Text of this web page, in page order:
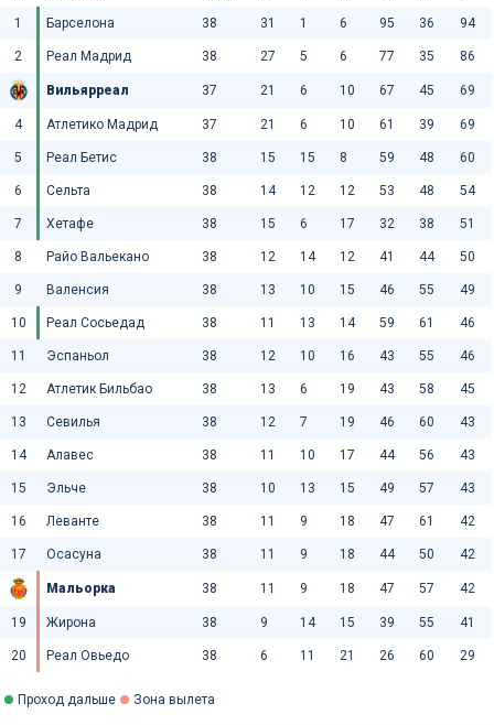
1 Барселона 38 31 1 6 95 36 94
2 Реал Мадрид 38 27 5 6 77 35 86
Вильярреал 37 21 6 10 67 45 69
4 Атлетико Мадрид 37 21 6 10 61 39 69
5 Реал Бетис 38 15 15 8 59 48 60
6 Сельта 38 14 12 12 53 48 54
7 Хетафе 38 15 6 17 32 38 51
8 Райо Вальекано 38 12 14 12 41 44 50
9 Валенсия 38 13 10 15 46 55 49
10 Реал Сосьедад 38 11 13 14 59 61 46
11 Эспаньол 38 12 10 16 43 55 46
12 Атлетик Бильбао 38 13 6 19 43 58 45
13 Севилья 38 12 7 19 46 60 43
14 Алавес 38 11 10 17 44 56 43
15 Эльче 38 10 13 15 49 57 43
16 Леванте 38 11 9 18 47 61 42
17 Осасуна 38 11 9 18 44 50 42
Мальорка 38 11 9 18 47 57 42
19 Жирона 38 9 14 15 39 55 41
20 Реал Овьедо 38 6 11 21 26 60 29
Проход дальше Зона вылета